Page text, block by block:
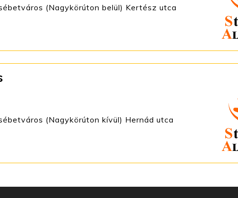
(Nagykörúton belül) Kertész utca
(Nagykörúton kívül) Hernád utca